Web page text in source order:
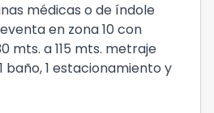
médicas o de índole
en zona 10 con
mts. a 115 mts. metraje
baño, 1 estacionamiento y